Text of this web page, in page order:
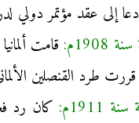
إلى عقد مؤتمر دولي
قامت
قررت طرد القنصلين
1911م:
كان رد